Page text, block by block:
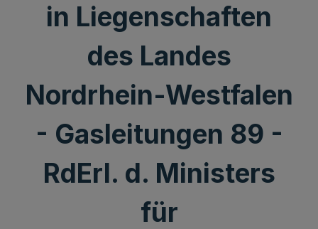
in Liegenschaften
des Landes
Nordrhein-Westfalen
- Gasleitungen 89 -
RdErl. d. Ministers
für